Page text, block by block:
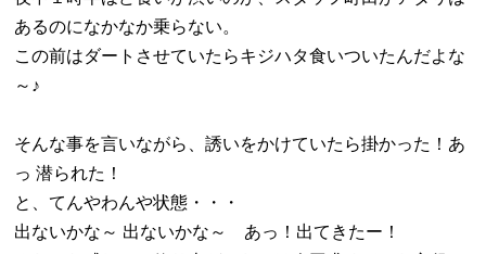
あるのになかなか乗らない。
この前はダートさせていたらキジハタ食いついたんだよな
～♪
そんな事を言いながら、誘いをかけていたら掛かった！あ
っ 潜られた！
と、てんやわんや状態・・・
出ないかな～ 出ないかな～ あっ！出てきたー！